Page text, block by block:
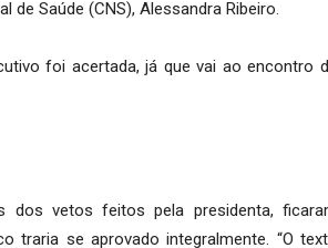
de Saúde (CNS), Alessandra Ribeiro.
foi acertada, já que vai ao encontro
dos vetos feitos pela presidenta,
traria se aprovado integralmente. “O